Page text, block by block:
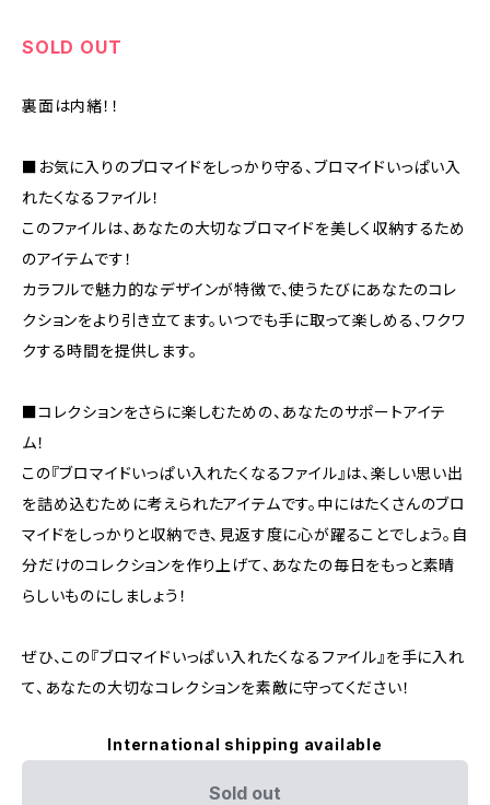
SOLD OUT
裏面は内緒！！
■お気に入りのブロマイドをしっかり守る、ブロマイドいっぱい入
れたくなるファイル！
このファイルは、あなたの大切なブロマイドを美しく収納するため
のアイテムです！
カラフルで魅力的なデザインが特徴で、使うたびにあなたのコレ
クションをより引き立てます。いつでも手に取って楽しめる、ワクワ
クする時間を提供します。
■コレクションをさらに楽しむための、あなたのサポートアイテ
ム！
この『ブロマイドいっぱい入れたくなるファイル』は、楽しい思い出
を詰め込むために考えられたアイテムです。中にはたくさんのブロ
マイドをしっかりと収納でき、見返す度に心が躍ることでしょう。自
分だけのコレクションを作り上げて、あなたの毎日をもっと素晴
らしいものにしましょう！
ぜひ、この『ブロマイドいっぱい入れたくなるファイル』を手に入れ
て、あなたの大切なコレクションを素敵に守ってください！
International shipping available
Sold out